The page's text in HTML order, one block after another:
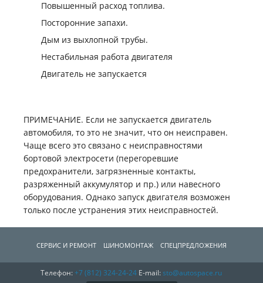
Повышенный расход топлива.
Посторонние запахи.
Дым из выхлопной трубы.
Нестабильная работа двигателя
Двигатель не запускается
ПРИМЕЧАНИЕ. Если не запускается двигатель
автомобиля, то это не значит, что он неисправен.
Чаще всего это связано с неисправностями
бортовой электросети (перегоревшие
предохранители, загрязненные контакты,
разряженный аккумулятор и пр.) или навесного
оборудования. Однако запуск двигателя возможен
только после устранения этих неисправностей.
СЕРВИС И РЕМОНТ ШИНОМОНТАЖ СПЕЦПРЕДЛОЖЕНИЯ
АВТОЗАПЧАCТИ О КОМПАНИИ КОНТАКТЫ
Телефон:+7 (812)324-24-24 E-mail:sto@autospace.ru